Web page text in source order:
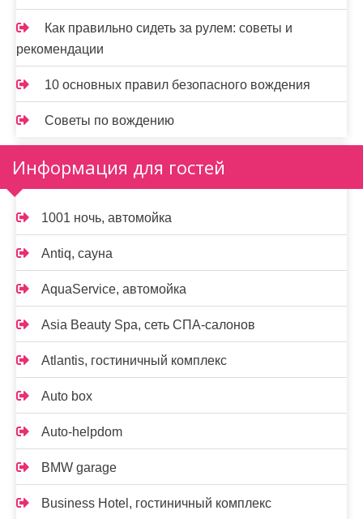
Как правильно сидеть за рулем: советы и
рекомендации
10 основных правил безопасного вождения
Советы по вождению
Информация для гостей
1001 ночь, автомойка
Antiq, сауна
AquaService, автомойка
Asia Beauty Spa, сеть СПА-салонов
Atlantis, гостиничный комплекс
Auto box
Auto-helpdom
BMW garage
Business Hotel, гостиничный комплекс